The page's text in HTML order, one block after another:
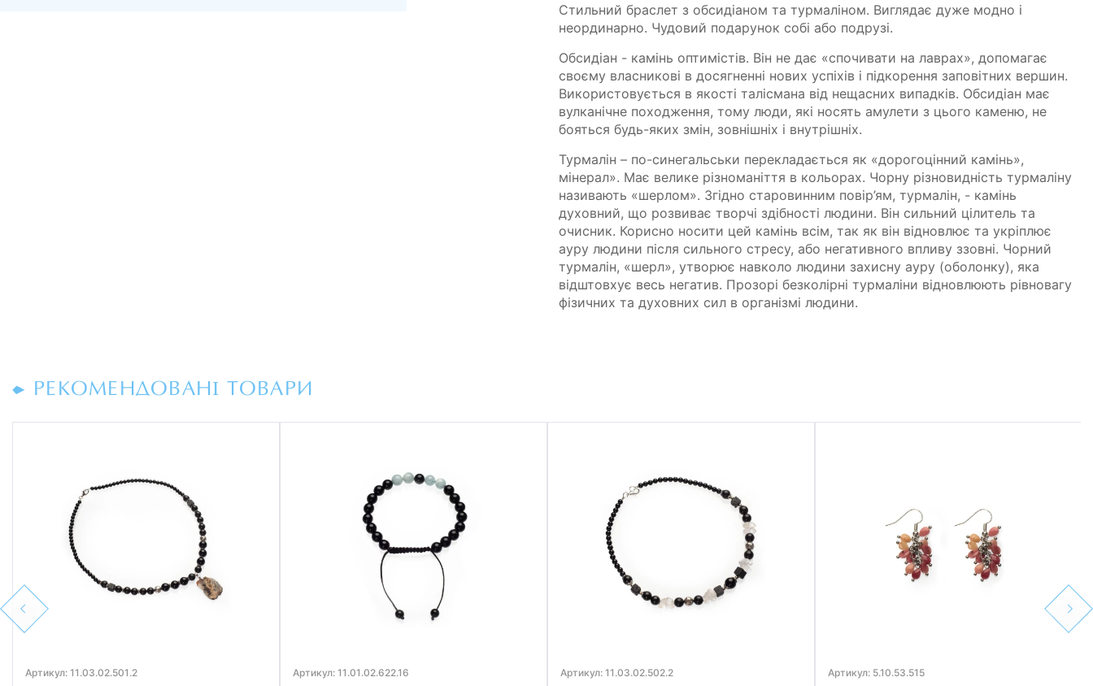
Стильний браслет з обсидіаном та турмаліном. Виглядає дуже модно і
неординарно. Чудовий подарунок собі або подрузі.
Обсидіан - камінь оптимістів. Він не дає «спочивати на лаврах», допомагає
своєму власникові в досягненні нових успіхів і підкорення заповітних вершин.
Використовується в якості талісмана від нещасних випадків. Обсидіан має
вулканічне походження, тому люди, які носять амулети з цього каменю, не
бояться будь-яких змін, зовнішніх і внутрішніх.
Турмалін – по-синегальськи перекладається як «дорогоцінний камінь»,
мінерал». Має велике різноманіття в кольорах. Чорну різновидність турмаліну
називають «шерлом». Згідно старовинним повір’ям, турмалін, - камінь
духовний, що розвиває творчі здібності людини. Він сильний цілитель та
очисник. Корисно носити цей камінь всім, так як він відновлює та укріплює
ауру людини після сильного стресу, або негативного впливу ззовні. Чорний
турмалін, «шерл», утворює навколо людини захисну ауру (оболонку), яка
відштовхує весь негатив. Прозорі безколірні турмаліни відновлюють рівновагу
фізичних та духовних сил в організмі людини.
РЕКОМЕНДОВАНІ ТОВАРИ
Previous
Артикул: 11.03.02.501.2 Артикул: 11.01.02.622.16 Артикул: 11.03.02.502.2 Артикул: 5.10.53.515
Next